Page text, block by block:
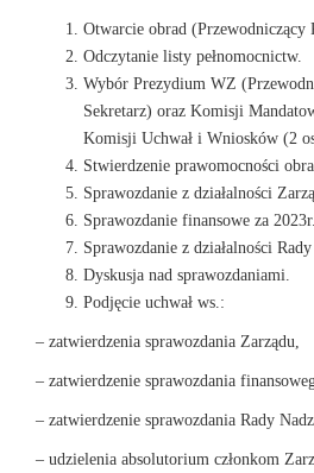
Otwarcie obrad (Przewodniczący
Odczytanie listy pełnomocnictw.
Wybór Prezydium WZ
Sekretarz) oraz Komisji
Komisji Uchwał i Wniosków (2
Stwierdzenie prawomocności
Sprawozdanie z działalności
Sprawozdanie finansowe za 2023r.
Sprawozdanie z działalności
Dyskusja nad sprawozdaniami.
Podjęcie uchwał ws.:
– zatwierdzenia sprawozdania Zarządu,
– zatwierdzenie sprawozdania
– zatwierdzenie sprawozdania Rady
– udzielenia absolutorium członkom